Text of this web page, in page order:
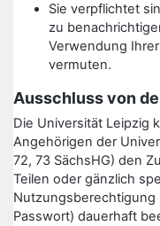
Sie verpflichtet
zu
Verwendung
vermuten.
Ausschluss von
Die Universität Leipzig
Angehörigen der
72, 73 SächsHG) den
Teilen oder gänzlich
Nutzungsberechtigung
Passwort) dauerhaft